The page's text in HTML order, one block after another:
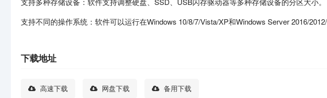
支持不同的操作系统：软件可以运行在Windows 10/8/7/Vista/XP和Windows Server 2016/
下载地址
高速下载 网盘下载 备用下载